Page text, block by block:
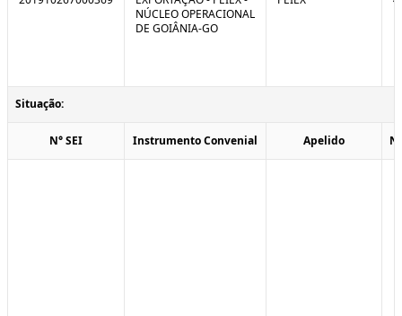
NÚCLEO OPERACIONAL
DE GOIÂNIA-GO
Situação:
N° SEI Instrumento Convenial Apelido